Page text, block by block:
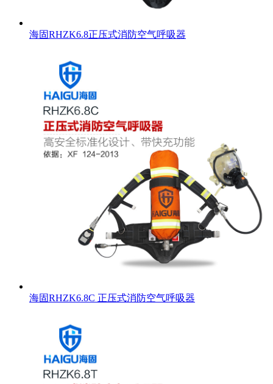
海固RHZK6.8正压式消防空气呼吸器
海固RHZK6.8C 正压式消防空气呼吸器